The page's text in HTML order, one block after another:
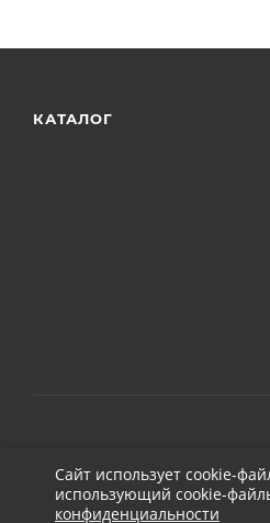
КАТАЛОГ
2026 © ДЕТЕЙЛИНГ-МАРКЕТ
Сайт использует cookie-
использующий cookie-
конфиденциальности